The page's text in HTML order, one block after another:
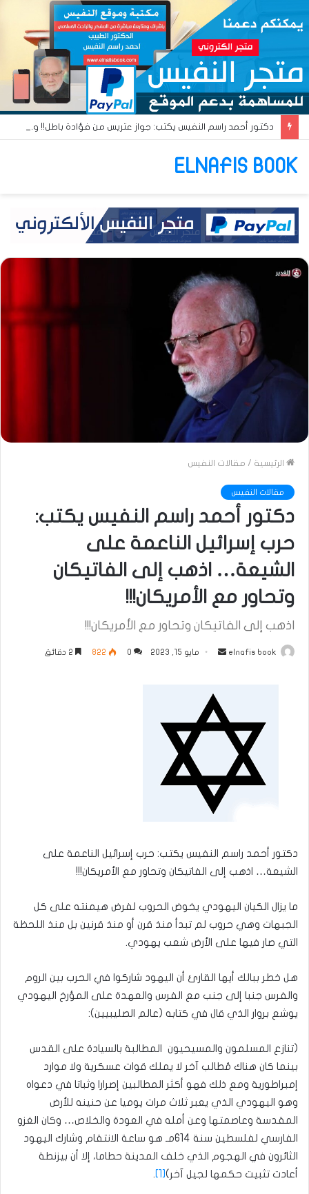
دكتور أحمد راسم النفيس يكتب: جواز عتريس من فؤادة باطل!! وجواز براقش من حُنين فاشل!!
ELNAFIS BOOK
الرئيسية / مقالات النفيس
مقالات النفيس
دكتور أحمد راسم النفيس يكتب:
حرب إسرائيل الناعمة على
الشيعة… اذهب إلى الفاتيكان
وتحاور مع الأمريكان!!!
اذهب إلى الفاتيكان وتحاور مع الأمريكان!!!
elnafis book
أرسل
مايو 15, 2023 0
822
دكتور أحمد راسم النفيس يكتب: حرب إسرائيل الناعمة على
الشيعة… اذهب إلى الفاتيكان وتحاور مع الأمريكان!!!
ما يزال الكيان اليهودي يخوض الحروب لفرض هيمنته على كل
الجبهات وهي حروب لم تبدأ منذ قرن أو منذ قرنين بل منذ اللحظة
التي صار فيها على الأرض شعب يهودي.
هل خطر ببالك أيها القارئ أن اليهود شاركوا في الحرب بين الروم
والفرس جنبا إلى جنب مع الفرس والعهدة على المؤرخ اليهودي
يوشع بروار الذي قال في كتابه (عالم الصليبيين):
(تنازع المسلمون والمسيحيون المطالبة بالسيادة على القدس
بينما كان هناك مُطالب آخر لا يملك قوات عسكرية ولا موارد
إمبراطورية ومع ذلك فهو أكثر المطالبين إصرارا وثباتا في دعواه
وهو اليهودي الذي يعبر ثلاث مرات يوميا عن حنينه للأرض
المقدسة وعاصمتها وعن أمله في العودة والخلاص… وكان الغزو
الفارسي لفلسطين سنة 614مـ هو ساعة الانتقام وشارك اليهود
الثائرون في الهجوم الذي خلف المدينة حطاما، إلا أن بيزنطة
أعادت تثبيت حكمها لجيل آخر)[1]
.